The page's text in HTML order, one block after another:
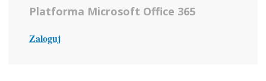
Platforma Microsoft Office 365
Zaloguj